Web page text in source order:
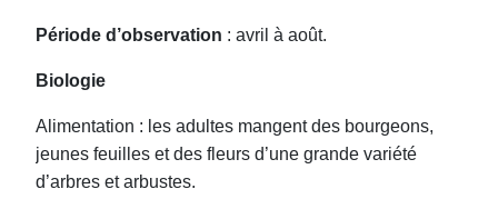
Période d’observation : avril à août.
Biologie
Alimentation : les adultes mangent des bourgeons,
jeunes feuilles et des fleurs d’une grande variété
d’arbres et arbustes.